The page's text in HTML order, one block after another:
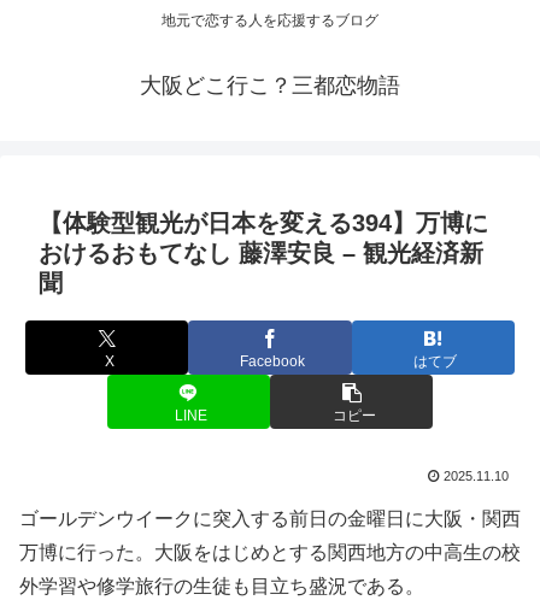
地元で恋する人を応援するブログ
大阪どこ行こ？三都恋物語
【体験型観光が日本を変える394】万博に
おけるおもてなし 藤澤安良 – 観光経済新
聞
X Facebook はてブ
LINE コピー
2025.11.10
ゴールデンウイークに突入する前日の金曜日に大阪・関西
万博に行った。大阪をはじめとする関西地方の中高生の校
外学習や修学旅行の生徒も目立ち盛況である。